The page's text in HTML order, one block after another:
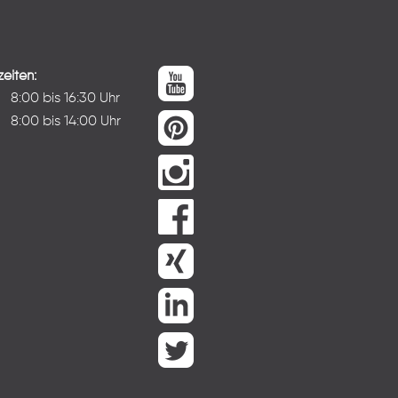
8:00 bis 16:30 Uhr
8:00 bis 14:00 Uhr